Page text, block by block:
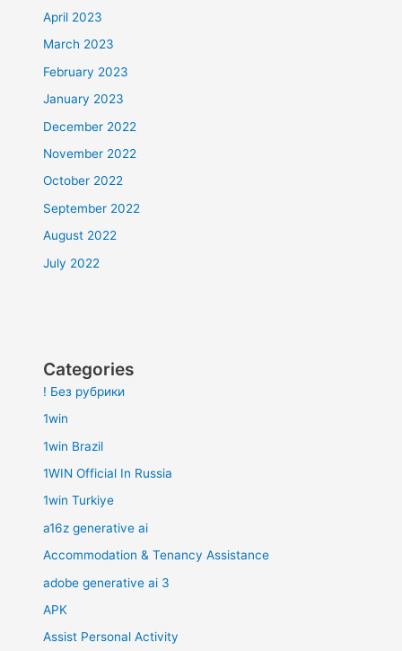
April 2023
March 2023
February 2023
January 2023
December 2022
November 2022
October 2022
September 2022
August 2022
July 2022
Categories
! Без рубрики
1win
1win Brazil
1WIN Official In Russia
1win Turkiye
a16z generative ai
Accommodation & Tenancy Assistance
adobe generative ai 3
APK
Assist Personal Activity